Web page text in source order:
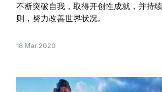
不断突破自我，取得开创性成就，并持
则，努力改善世界状况。
18 Mar 2020